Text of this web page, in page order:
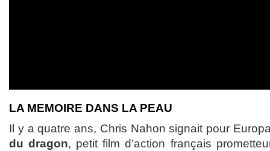
LA MEMOIRE DANS LA PEAU
Il y a quatre ans, Chris Nahon signait pour
du dragon, petit film d’action français